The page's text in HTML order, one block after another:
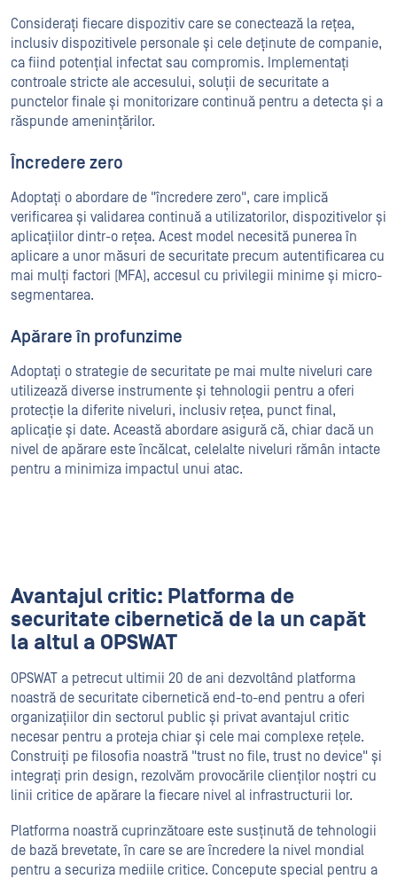
Considerați fiecare dispozitiv care se conectează la rețea,
inclusiv dispozitivele personale și cele deținute de companie,
ca fiind potențial infectat sau compromis. Implementați
controale stricte ale accesului, soluții de securitate a
punctelor finale și monitorizare continuă pentru a detecta și a
răspunde amenințărilor.
Încredere zero
Adoptați o abordare de "încredere zero", care implică
verificarea și validarea continuă a utilizatorilor, dispozitivelor și
aplicațiilor dintr-o rețea. Acest model necesită punerea în
aplicare a unor măsuri de securitate precum autentificarea cu
mai mulți factori (MFA), accesul cu privilegii minime și micro-
segmentarea.
Apărare în profunzime
Adoptați o strategie de securitate pe mai multe niveluri care
utilizează diverse instrumente și tehnologii pentru a oferi
protecție la diferite niveluri, inclusiv rețea, punct final,
aplicație și date. Această abordare asigură că, chiar dacă un
nivel de apărare este încălcat, celelalte niveluri rămân intacte
pentru a minimiza impactul unui atac.
Avantajul critic: Platforma de
securitate cibernetică de la un capăt
la altul a OPSWAT
OPSWAT a petrecut ultimii 20 de ani dezvoltând platforma
noastră de securitate cibernetică end-to-end pentru a oferi
organizațiilor din sectorul public și privat avantajul critic
necesar pentru a proteja chiar și cele mai complexe rețele.
Construiți pe filosofia noastră "trust no file, trust no device" și
integrați prin design, rezolvăm provocările clienților noștri cu
linii critice de apărare la fiecare nivel al infrastructurii lor.
Platforma noastră cuprinzătoare este susținută de tehnologii
de bază brevetate, în care se are încredere la nivel mondial
pentru a securiza mediile critice. Concepute special pentru a